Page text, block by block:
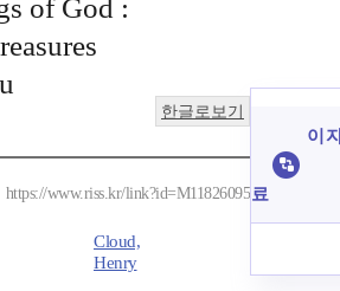
of God :
한글로보기
https://www.riss.kr/link?id=M11826095
Cloud,
Henry
이
료